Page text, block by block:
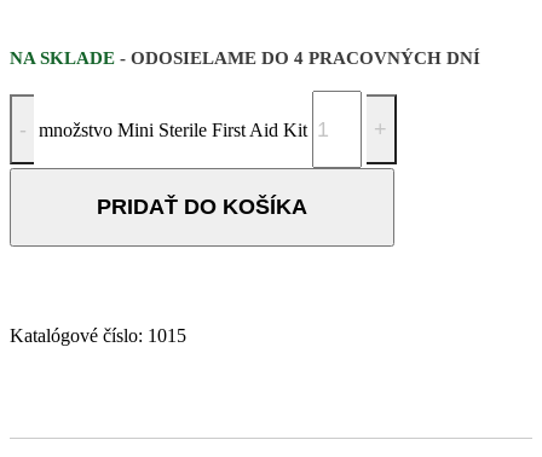
NA SKLADE - ODOSIELAME DO 4 PRACOVNÝCH DNÍ
množstvo Mini Sterile First Aid Kit
PRIDAŤ DO KOŠÍKA
Katalógové číslo: 1015